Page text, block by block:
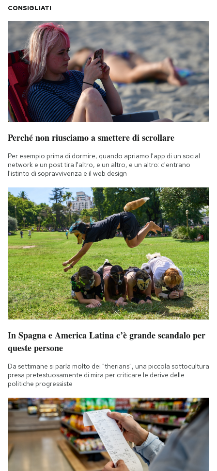
CONSIGLIATI
Perché non riusciamo a smettere di scrollare
Per esempio prima di dormire, quando apriamo l'app di un social
network e un post tira l'altro, e un altro, e un altro: c'entrano
l'istinto di sopravvivenza e il web design
In Spagna e America Latina c’è grande scandalo per
queste persone
Da settimane si parla molto dei "therians", una piccola sottocultura
presa pretestuosamente di mira per criticare le derive delle
politiche progressiste